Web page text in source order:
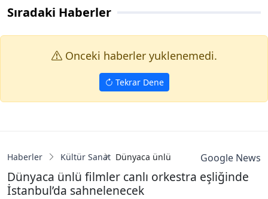
Sıradaki Haberler
Onceki haberler yuklenemedi.
Tekrar Dene
Haberler Kültür Sanat Dünyaca ünlü filmler canlı orkestra
Google News
Dünyaca ünlü filmler canlı orkestra eşliğinde
İstanbul’da sahnelenecek